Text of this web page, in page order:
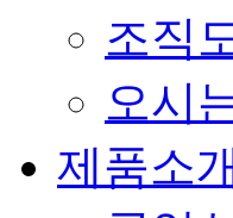
조직
오시
제품소